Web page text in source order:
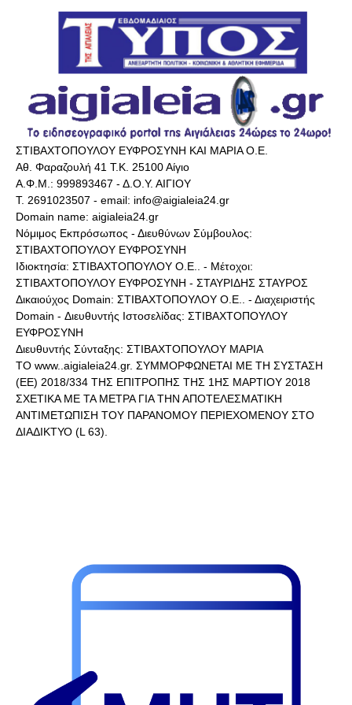
ΣΤΙΒΑΧΤΟΠΟΥΛΟΥ ΕΥΦΡΟΣΥΝΗ ΚΑΙ ΜΑΡΙΑ Ο.Ε.
Αθ. Φαραζουλή 41 Τ.Κ. 25100 Αίγιο
Α.Φ.Μ.: 999893467 - Δ.Ο.Υ. ΑΙΓΙΟΥ
Τ. 2691023507 - email: info@aigialeia24.gr
Domain name: aigialeia24.gr
Νόμιμος Εκπρόσωπος - Διευθύνων Σύμβουλος:
ΣΤΙΒΑΧΤΟΠΟΥΛΟΥ ΕΥΦΡΟΣΥΝΗ
Ιδιοκτησία: ΣΤΙΒΑΧΤΟΠΟΥΛΟΥ Ο.Ε.. - Μέτοχοι:
ΣΤΙΒΑΧΤΟΠΟΥΛΟΥ ΕΥΦΡΟΣΥΝΗ - ΣΤΑΥΡΙΔΗΣ ΣΤΑΥΡΟΣ
Δικαιούχος Domain: ΣΤΙΒΑΧΤΟΠΟΥΛΟΥ Ο.Ε.. - Διαχειριστής
Domain - Διευθυντής Ιστοσελίδας: ΣΤΙΒΑΧΤΟΠΟΥΛΟΥ
ΕΥΦΡΟΣΥΝΗ
Διευθυντής Σύνταξης: ΣΤΙΒΑΧΤΟΠΟΥΛΟΥ ΜΑΡΙΑ
ΤΟ www..aigialeia24.gr. ΣΥΜΜΟΡΦΩΝΕΤΑΙ ΜΕ ΤΗ ΣΥΣΤΑΣΗ
(ΕΕ) 2018/334 ΤΗΣ ΕΠΙΤΡΟΠΗΣ ΤΗΣ 1ΗΣ ΜΑΡΤΙΟΥ 2018
ΣΧΕΤΙΚΑ ΜΕ ΤΑ ΜΕΤΡΑ ΓΙΑ ΤΗΝ ΑΠΟΤΕΛΕΣΜΑΤΙΚΗ
ΑΝΤΙΜΕΤΩΠΙΣΗ ΤΟΥ ΠΑΡΑΝΟΜΟΥ ΠΕΡΙΕΧΟΜΕΝΟΥ ΣΤΟ
ΔΙΑΔΙΚΤΥΟ (L 63).